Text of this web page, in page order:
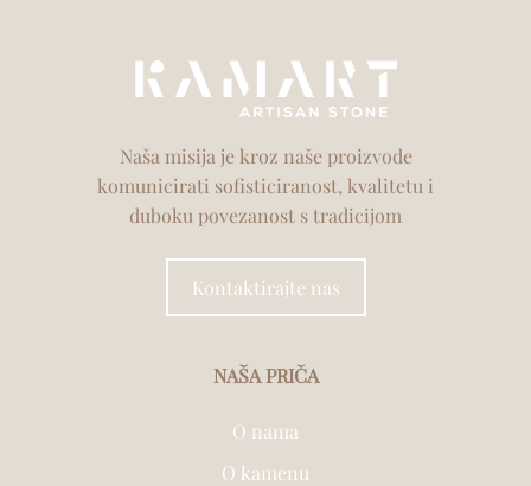
Naša misija je kroz naše proizvode
komunicirati sofisticiranost, kvalitetu i
duboku povezanost s tradicijom
Kontaktirajte nas
NAŠA PRIČA
O nama
O kamenu